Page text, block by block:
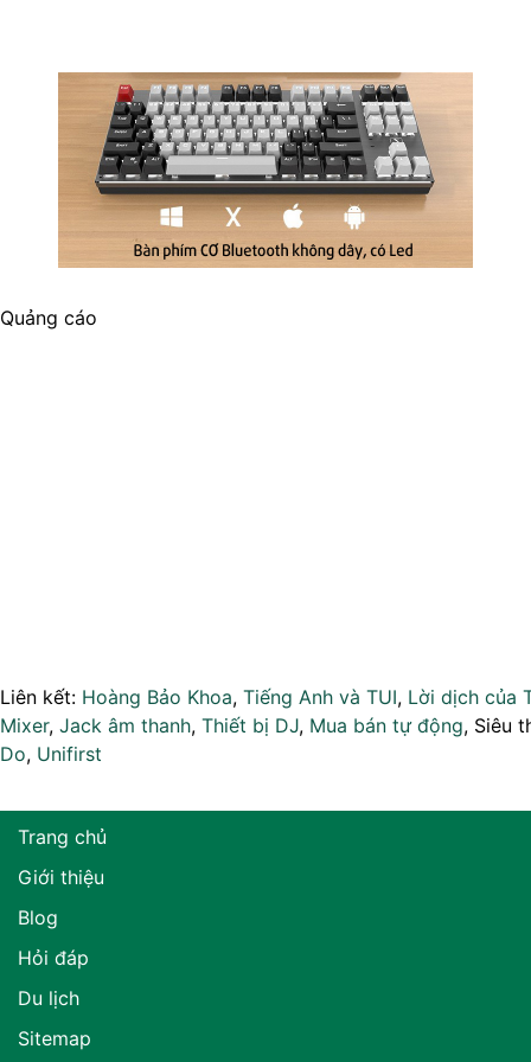
Quảng cáo
Liên kết: Hoàng Bảo Khoa, Tiếng Anh và TUI, Lời dịch của
Mixer, Jack âm thanh, Thiết bị DJ, Mua bán tự động, Siêu
Do, Unifirst
Trang chủ
Giới thiệu
Blog
Hỏi đáp
Du lịch
Sitemap